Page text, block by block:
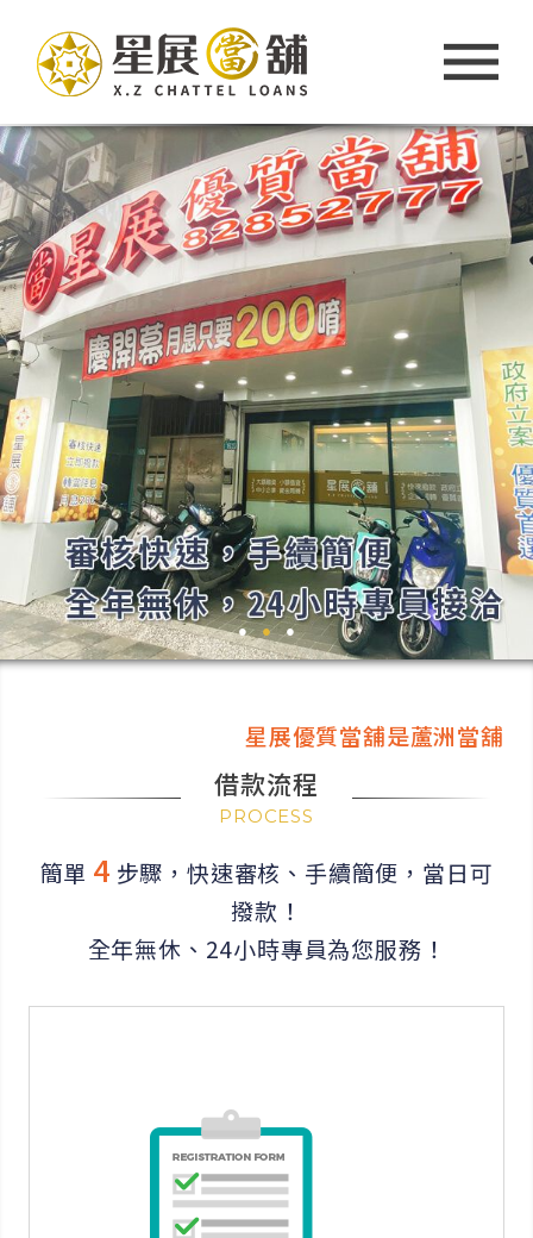
● ● ●
星展優質當舖是蘆洲當舖最便
借款流程
PROCESS
簡單 4 步驟，快速審核、手續簡便，當日可
撥款！
全年無休、24小時專員為您服務！